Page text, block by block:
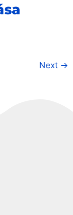
Next →